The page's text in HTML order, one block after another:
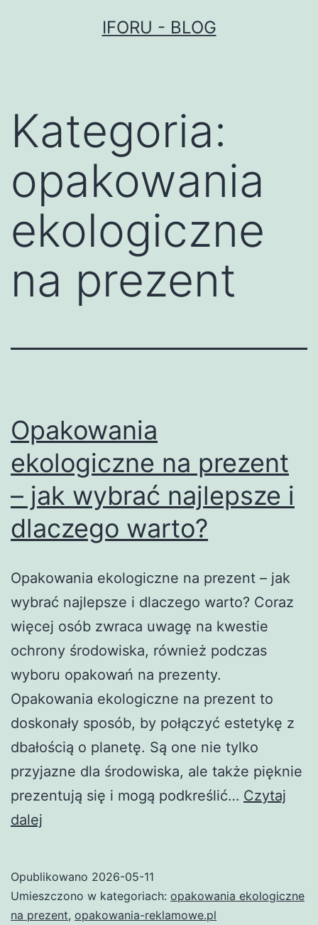
IFORU - BLOG
Kategoria:
opakowania
ekologiczne
na prezent
Opakowania
ekologiczne na prezent
– jak wybrać najlepsze i
dlaczego warto?
Opakowania ekologiczne na prezent – jak
wybrać najlepsze i dlaczego warto? Coraz
więcej osób zwraca uwagę na kwestie
ochrony środowiska, również podczas
wyboru opakowań na prezenty.
Opakowania ekologiczne na prezent to
doskonały sposób, by połączyć estetykę z
dbałością o planetę. Są one nie tylko
przyjazne dla środowiska, ale także pięknie
prezentują się i mogą podkreślić… Czytaj
dalej
prezent
–
Opublikowano 2026-05-11
Umieszczono w kategoriach: opakowania ekologiczne
na prezent, opakowania-reklamowe.pl